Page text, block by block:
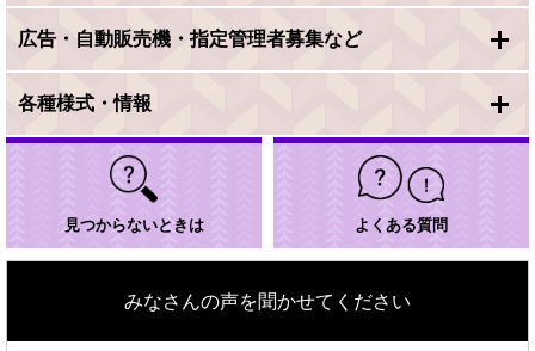
広告・自動販売機・指定管理者募集など
各種様式・情報
見つからないときは よくある質問
みなさんの声を聞かせてください